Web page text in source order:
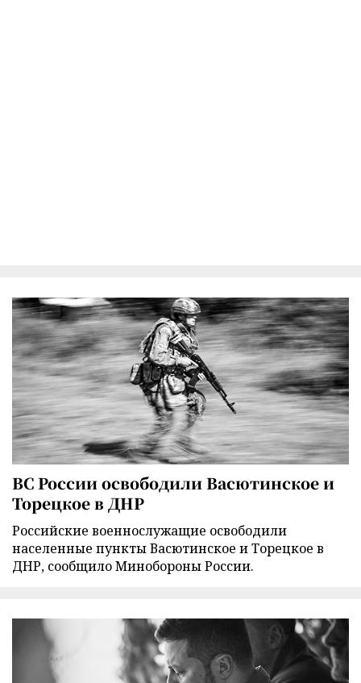
ВС России освободили Васютинское и
Торецкое в ДНР
Российские военнослужащие освободили
населенные пункты Васютинское и Торецкое в
ДНР, сообщило Минобороны России.